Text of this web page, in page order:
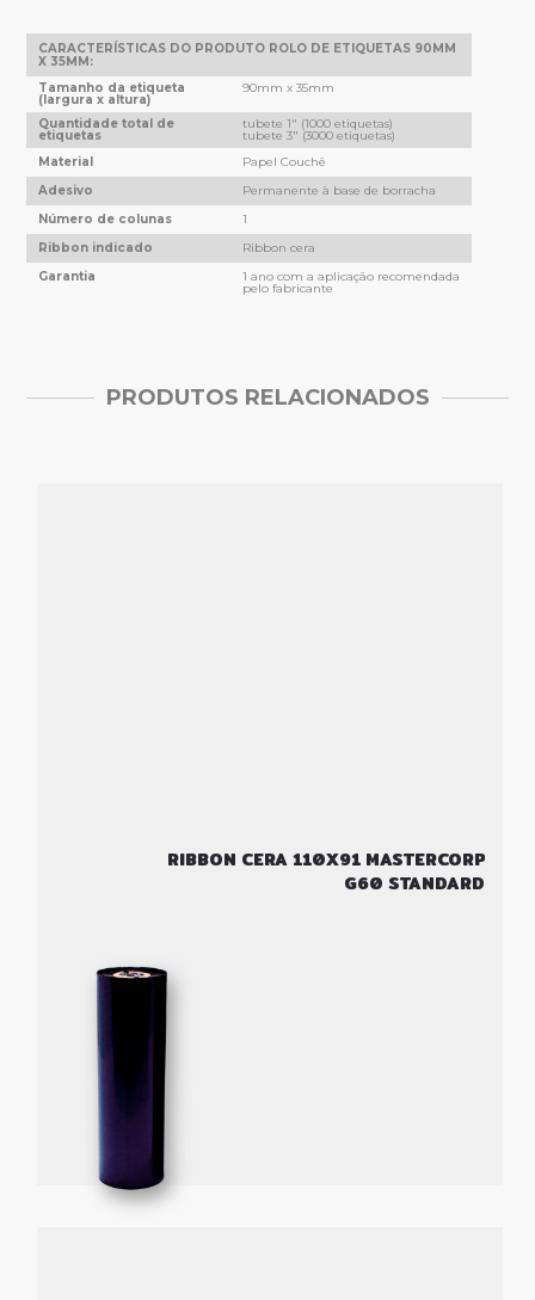
CARACTERÍSTICAS DO PRODUTO ROLO DE ETIQUETAS 90MM
X 35MM:
Tamanho da etiqueta
(largura x altura)
90mm x 35mm
Quantidade total de
etiquetas
tubete 1" (1000 etiquetas)
tubete 3" (3000 etiquetas)
Material
Papel Couchê
Adesivo
Permanente à base de borracha
Número de colunas
1
Ribbon indicado
Ribbon cera
Garantia
1 ano com a aplicação recomendada
pelo fabricante
PRODUTOS RELACIONADOS
RIBBON CERA 110X91 MASTERCORP
G60 STANDARD